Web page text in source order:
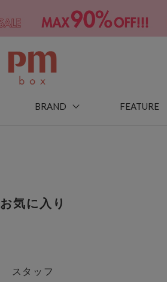
BRAND FEATURE
お気に入り
スタッフ